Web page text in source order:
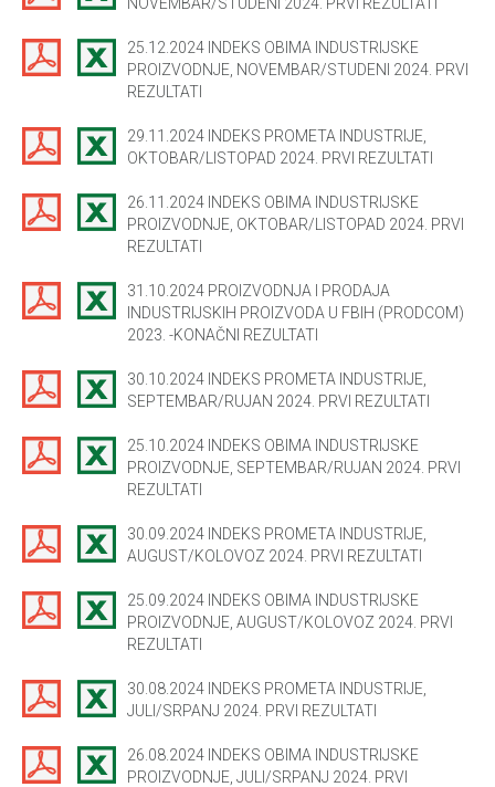
25.12.2024 INDEKS OBIMA INDUSTRIJSKE
PROIZVODNJE, NOVEMBAR/STUDENI 2024. PRVI
REZULTATI
29.11.2024 INDEKS PROMETA INDUSTRIJE,
OKTOBAR/LISTOPAD 2024. PRVI REZULTATI
26.11.2024 INDEKS OBIMA INDUSTRIJSKE
PROIZVODNJE, OKTOBAR/LISTOPAD 2024. PRVI
REZULTATI
31.10.2024 PROIZVODNJA I PRODAJA
INDUSTRIJSKIH PROIZVODA U FBIH (PRODCOM)
2023. -KONAČNI REZULTATI
30.10.2024 INDEKS PROMETA INDUSTRIJE,
SEPTEMBAR/RUJAN 2024. PRVI REZULTATI
25.10.2024 INDEKS OBIMA INDUSTRIJSKE
PROIZVODNJE, SEPTEMBAR/RUJAN 2024. PRVI
REZULTATI
30.09.2024 INDEKS PROMETA INDUSTRIJE,
AUGUST/KOLOVOZ 2024. PRVI REZULTATI
25.09.2024 INDEKS OBIMA INDUSTRIJSKE
PROIZVODNJE, AUGUST/KOLOVOZ 2024. PRVI
REZULTATI
30.08.2024 INDEKS PROMETA INDUSTRIJE,
JULI/SRPANJ 2024. PRVI REZULTATI
26.08.2024 INDEKS OBIMA INDUSTRIJSKE
PROIZVODNJE, JULI/SRPANJ 2024. PRVI